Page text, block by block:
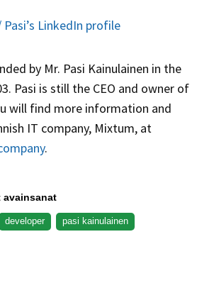
Pasi’s LinkedIn profile
by Mr. Pasi Kainulainen in the
Pasi is still the CEO and owner of
will find more information and
IT company, Mixtum, at
.
developer
pasi kainulainen